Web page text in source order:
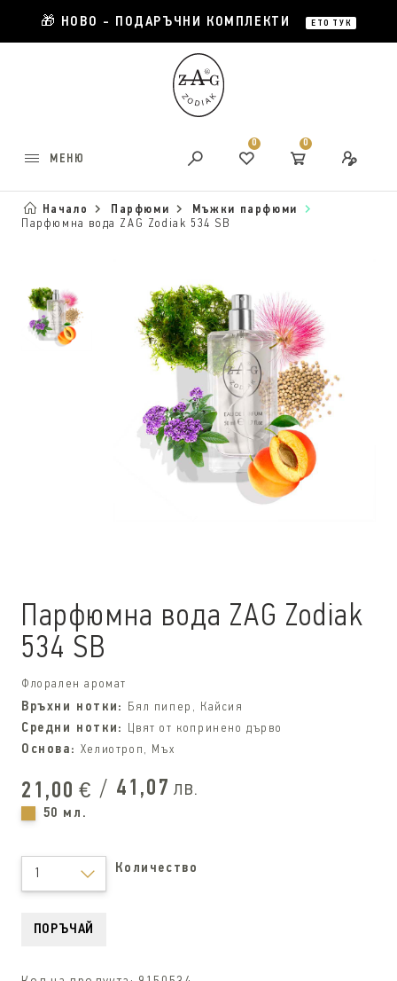
🎁 НОВО - ПОДАРЪЧНИ КОМПЛЕКТИ ЕТО ТУК
МЕНЮ
0 0
Начало Парфюми
Мъжки парфюми
Парфюмна вода ZAG Zodiak 534 SB
Парфюмна вода ZAG Zodiak
534 SB
Флорален аромат
Връхни нотки: Бял пипер, Кайсия
Средни нотки: Цвят от копринено дърво
Основа: Хелиотроп, Мъх
21,00 € / 41,07 лв.
50 мл.
1 Количество
ПОРЪЧАЙ